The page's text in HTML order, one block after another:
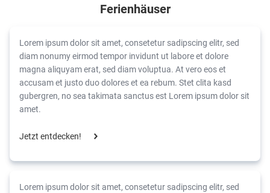
Ferienhäuser
Lorem ipsum dolor sit amet, consetetur sadipscing elitr, sed
diam nonumy eirmod tempor invidunt ut labore et dolore
magna aliquyam erat, sed diam voluptua. At vero eos et
accusam et justo duo dolores et ea rebum. Stet clita kasd
gubergren, no sea takimata sanctus est Lorem ipsum dolor sit
amet.
Jetzt entdecken!
Lorem ipsum dolor sit amet, consetetur sadipscing elitr, sed